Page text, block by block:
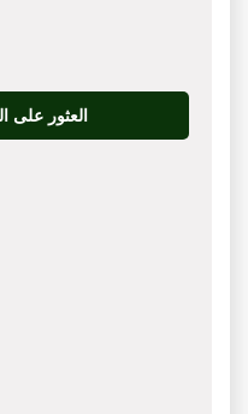
العثور على